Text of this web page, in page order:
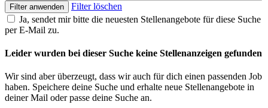
Filter anwenden
Filter löschen
Ja, sendet mir bitte die neuesten Stellenangebote für diese Suche
per E-Mail zu.
Leider wurden bei dieser Suche keine Stellenanzeigen gefunden
Wir sind aber überzeugt, dass wir auch für dich einen passenden Job
haben. Speichere deine Suche und erhalte neue Stellenangebote in
deiner Mail oder passe deine Suche an.